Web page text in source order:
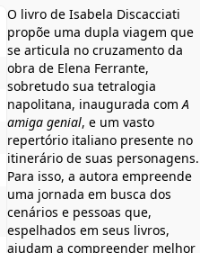
O livro de Isabela Discacciati
propõe uma dupla viagem que
se articula no cruzamento da
obra de Elena Ferrante,
sobretudo sua tetralogia
napolitana, inaugurada com A
amiga genial, e um vasto
repertório italiano presente no
itinerário de suas personagens.
Para isso, a autora empreende
uma jornada em busca dos
cenários e pessoas que,
espelhados em seus livros,
ajudam a compreender melhor